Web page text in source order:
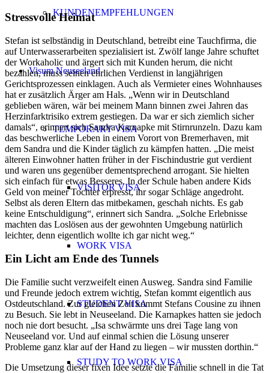
KUNDENEMPFEHLUNGEN
Visum Neuseeland
TEMPORARY VISA
VISITOR VISA
WORK VISA
STUDENT VISA
STUDY TO WORK VISA
Stressvolle Heimat
Stefan ist selbständig in Deutschland, betreibt eine Tauchfirma, die
auf Unterwasserarbeiten spezialisiert ist. Zwölf lange Jahre schuftet
der Workaholic und ärgert sich mit Kunden herum, die nicht
bezahlen, muss seinen ehrlichen Verdienst in langjährigen
Gerichtsprozessen einklagen. Auch als Vermieter eines Wohnhauses
hat er zusätzlich Ärger am Hals. „Wenn wir in Deutschland
geblieben wären, wär bei meinem Mann binnen zwei Jahren das
Herzinfarktrisiko extrem gestiegen. Da war er sich ziemlich sicher
damals“, erinnert sich Sandra Karnapke mit Stirnrunzeln. Dazu kam
das beschwerliche Leben in einem Vorort von Bremerhaven, mit
dem Sandra und die Kinder täglich zu kämpfen hatten. „Die meist
älteren Einwohner hatten früher in der Fischindustrie gut verdient
und waren uns gegenüber dementsprechend arrogant. Sie hielten
sich einfach für etwas Besseres. In der Schule haben andere Kids
Geld von meiner Tochter erpresst, ihr sogar Schläge angedroht.
Selbst als deren Eltern das mitbekamen, geschah nichts. Es gab
keine Entschuldigung“, erinnert sich Sandra. „Solche Erlebnisse
machten das Loslösen aus der gewohnten Umgebung natürlich
leichter, denn eigentlich wollte ich gar nicht weg.“
Ein Licht am Ende des Tunnels
Die Familie sucht verzweifelt einen Ausweg. Sandra sind Familie
und Freunde jedoch extrem wichtig, Stefan kommt eigentlich aus
Ostdeutschland. Zur gleichen Zeit kommt Stefans Cousine zu ihnen
zu Besuch. Sie lebt in Neuseeland. Die Karnapkes hatten sie jedoch
noch nie dort besucht. „Isa schwärmte uns drei Tage lang von
Neuseeland vor. Und auf einmal schien die Lösung unserer
Probleme ganz klar auf der Hand zu liegen – wir mussten dorthin.“
Die Umsetzung dieser fixen Idee setzte die Familie schnell in die Tat